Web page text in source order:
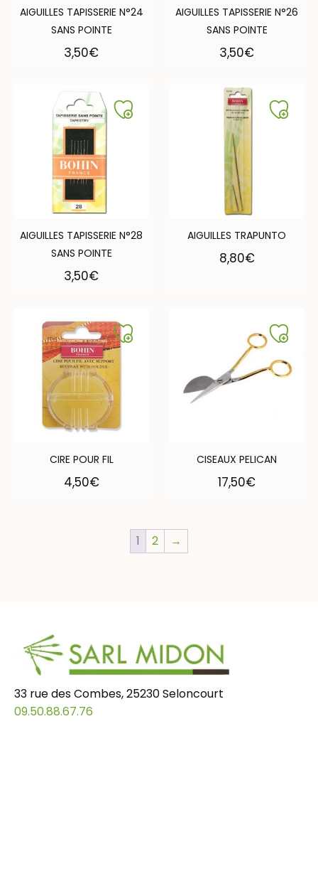
AIGUILLES TAPISSERIE N°24
SANS POINTE
3,50€
AIGUILLES TAPISSERIE N°26
SANS POINTE
3,50€
AIGUILLES TAPISSERIE N°28
SANS POINTE
3,50€
AIGUILLES TRAPUNTO
8,80€
CIRE POUR FIL
4,50€
CISEAUX PELICAN
17,50€
1 2 →
33 rue des Combes, 25230 Seloncourt
09.50.88.67.76